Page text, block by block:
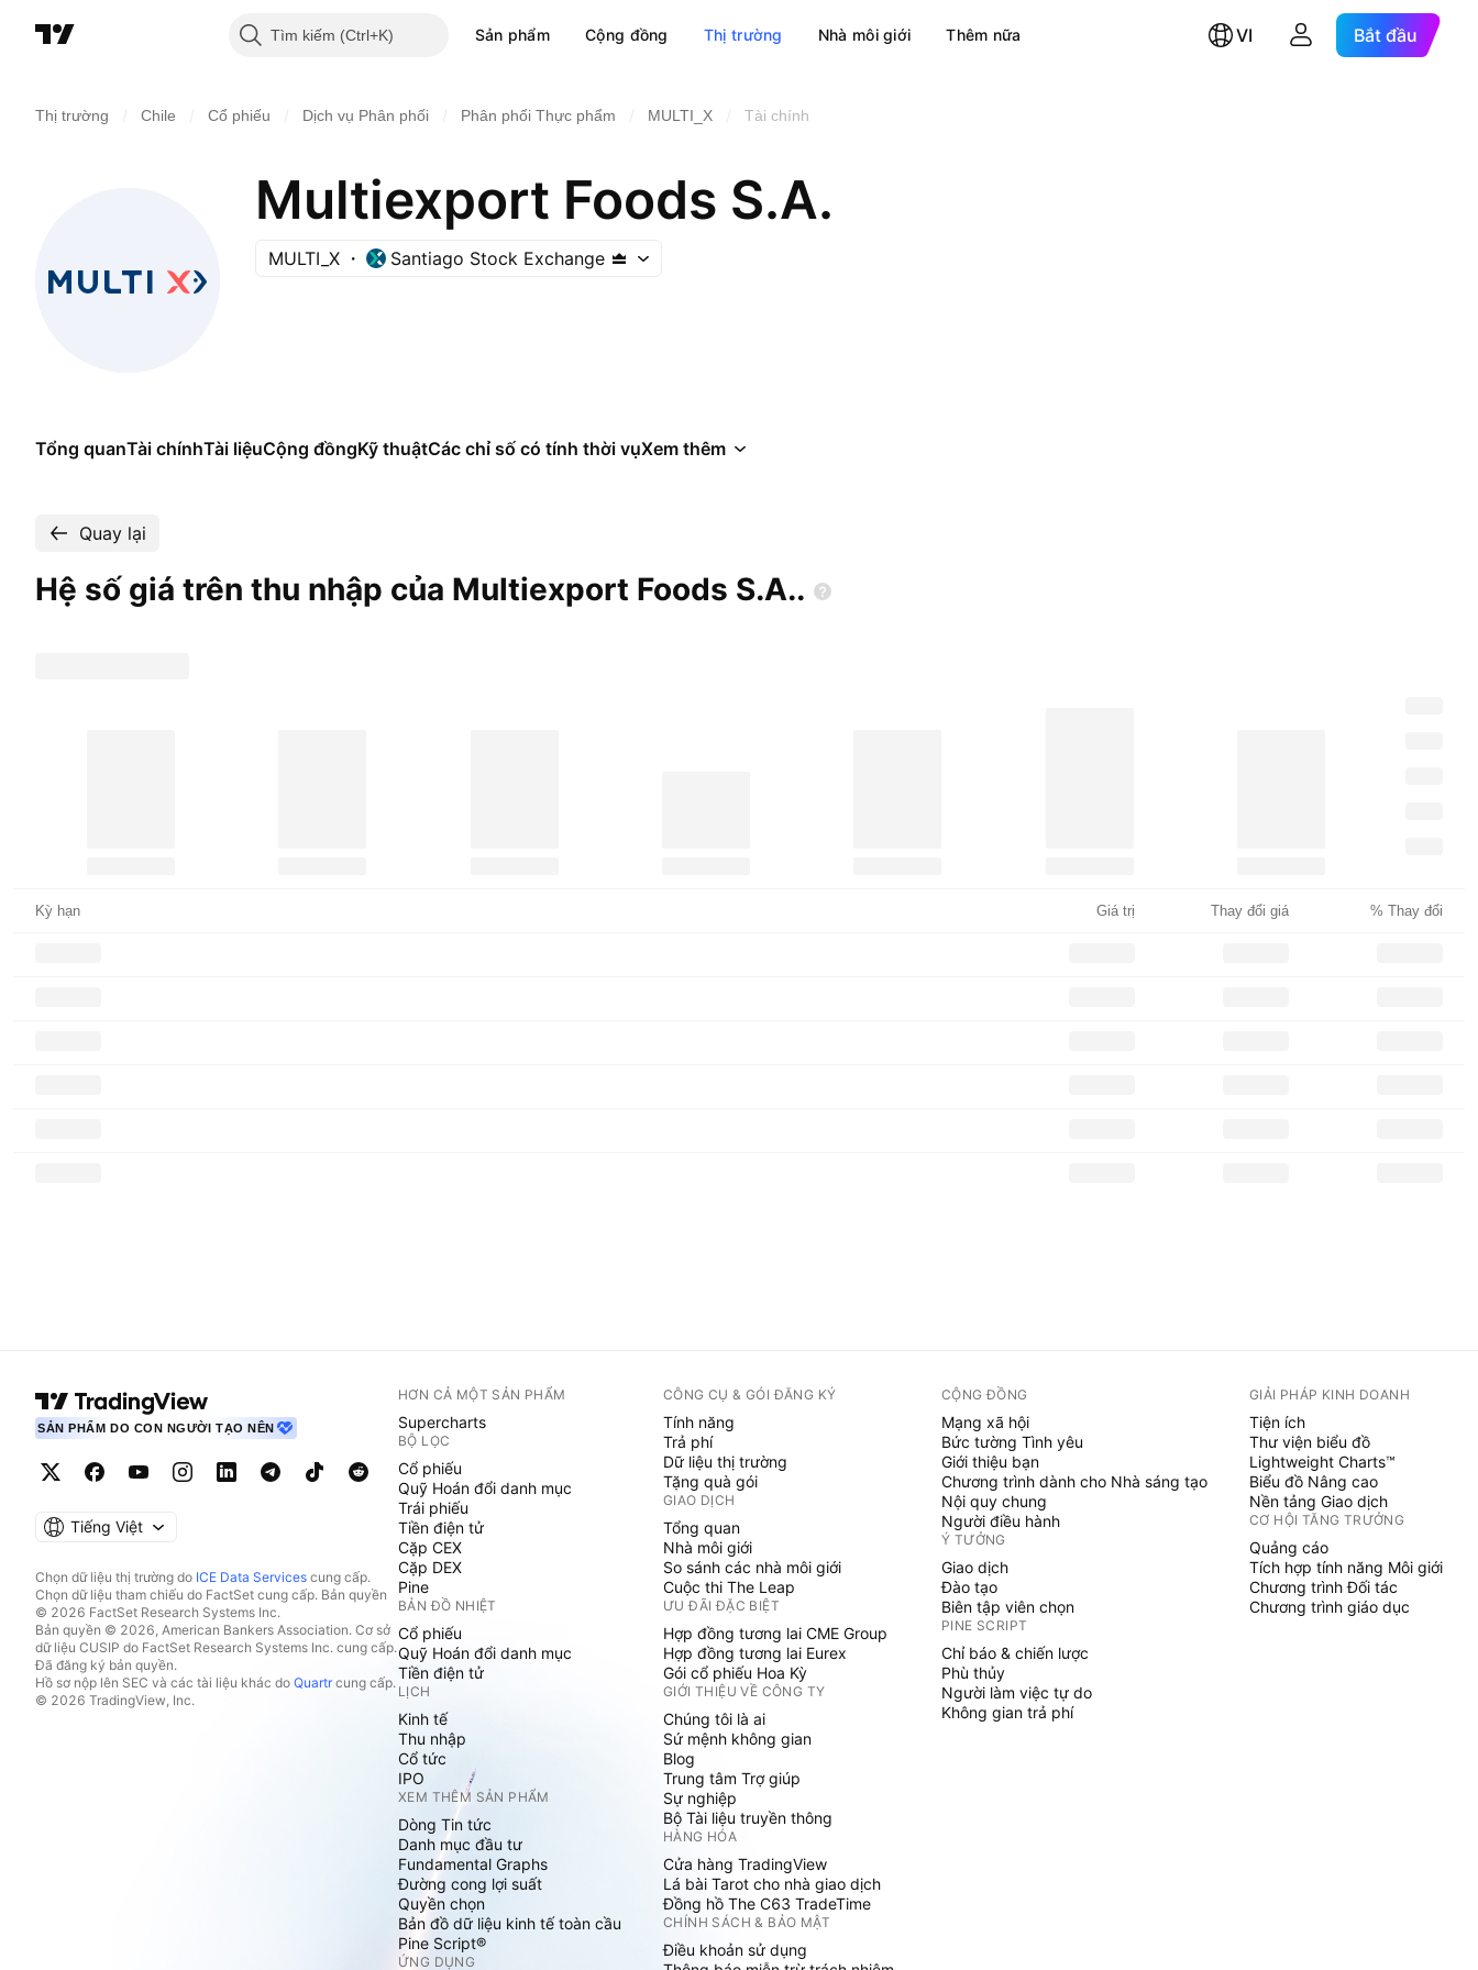
Tìm kiếm Sản phẩm Cộng đồng Thị trường Nhà môi giới Thêm nữa VI Bắt đầu
Thị trường Chile Cổ phiếu Dịch vụ Phân phối Phân phối Thực phẩm MULTI_X Tài chính
Multiexport Foods S.A.
MULTI_X Santiago Stock Exchange
Tổng quanTài chínhTài liệuCộng đồngKỹ thuậtCác chỉ số có tính thời vụXem thêm
Quay lại
Hệ số giá trên thu nhập của Multiexport Foods S.A..
Kỳ hạn Giá trị Thay đổi giá % Thay đổi
SẢN PHẨM DO CON NGƯỜI TẠO NÊN
Tiếng Việt
Chọn dữ liệu thị trường do ICE Data Services cung cấp.
Chọn dữ liệu tham chiếu do FactSet cung cấp. Bản quyền
© 2026 FactSet Research Systems Inc.
Bản quyền © 2026, American Bankers Association. Cơ sở
dữ liệu CUSIP do FactSet Research Systems Inc. cung cấp.
Đã đăng ký bản quyền.
Hồ sơ nộp lên SEC và các tài liệu khác do Quartrcung cấp.
© 2026 TradingView, Inc.
HƠN CẢ MỘT SẢN PHẨM
Supercharts
BỘ LỌC
Cổ phiếu
Quỹ Hoán đổi danh mục
Trái phiếu
Tiền điện tử
Cặp CEX
Cặp DEX
Pine
BẢN ĐỒ NHIỆT
Cổ phiếu
Quỹ Hoán đổi danh mục
Tiền điện tử
LỊCH
Kinh tế
Thu nhập
Cổ tức
IPO
XEM THÊM SẢN PHẨM
Dòng Tin tức
Danh mục đầu tư
Fundamental Graphs
Đường cong lợi suất
Quyền chọn
Bản đồ dữ liệu kinh tế toàn cầu
Pine Script®
ỨNG DỤNG
CÔNG CỤ & GÓI ĐĂNG KÝ
Tính năng
Trả phí
Dữ liệu thị trường
Tặng quà gói
GIAO DỊCH
Tổng quan
Nhà môi giới
So sánh các nhà môi giới
Cuộc thi The Leap
ƯU ĐÃI ĐẶC BIỆT
Hợp đồng tương lai CME Group
Hợp đồng tương lai Eurex
Gói cổ phiếu Hoa Kỳ
GIỚI THIỆU VỀ CÔNG TY
Chúng tôi là ai
Sứ mệnh không gian
Blog
Trung tâm Trợ giúp
Sự nghiệp
Bộ Tài liệu truyền thông
HÀNG HÓA
Cửa hàng TradingView
Lá bài Tarot cho nhà giao dịch
Đồng hồ The C63 TradeTime
CHÍNH SÁCH & BẢO MẬT
Điều khoản sử dụng
CỘNG ĐỒNG
Mạng xã hội
Bức tường Tình yêu
Giới thiệu bạn
Chương trình dành cho Nhà sáng tạo
Nội quy chung
Người điều hành
Ý TƯỞNG
Giao dịch
Đào tạo
Biên tập viên chọn
PINE SCRIPT
Chỉ báo & chiến lược
Phù thủy
Người làm việc tự do
Không gian trả phí
GIẢI PHÁP KINH DOANH
Tiện ích
Thư viện biểu đồ
Lightweight Charts™
Biểu đồ Nâng cao
Nền tảng Giao dịch
CƠ HỘI TĂNG TRƯỞNG
Quảng cáo
Tích hợp tính năng Môi giới
Chương trình Đối tác
Chương trình giáo dục